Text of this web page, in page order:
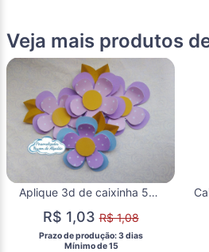
Veja mais produtos
Aplique 3d de caixinha 5x5 Jardim encantado - Flores
R$ 1,03R$ 1,08
Prazo de produção: 3 dias
  Mínimo de 15